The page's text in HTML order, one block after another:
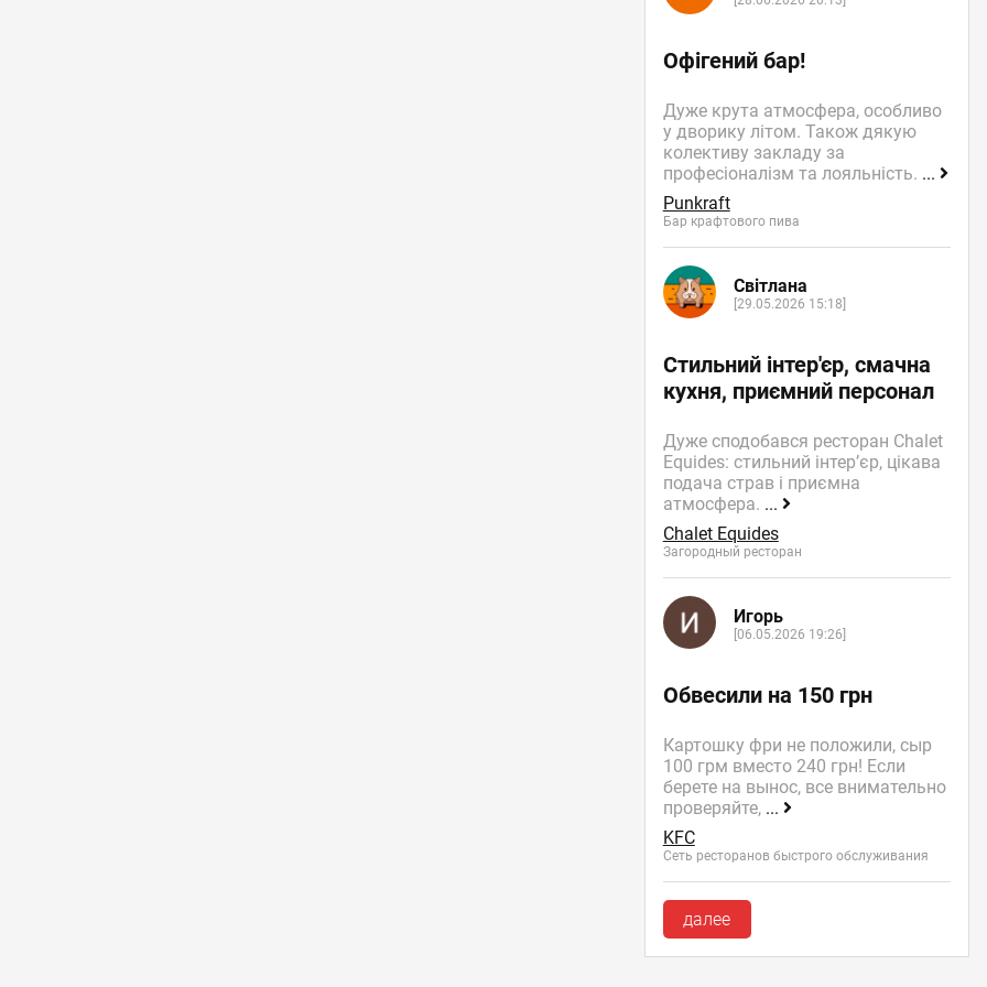
Офігений бар!
Дуже крута атмосфера, особливо
у дворику літом. Також дякую
колективу закладу за
професіоналізм та лояльність. ...
Punkraft
Бар крафтового пива
Світлана
[29.05.2026 15:18]
Стильний інтер'єр, смачна
кухня, приємний персонал
Дуже сподобався ресторан Chalet
Equides: стильний інтер’єр, цікава
подача страв і приємна
атмосфера. ...
Chalet Equides
Загородный ресторан
Игорь
[06.05.2026 19:26]
Обвесили на 150 грн
Картошку фри не положили, сыр
100 грм вместо 240 грн! Если
берете на вынос, все внимательно
проверяйте, ...
KFC
Сеть ресторанов быстрого обслуживания
далее